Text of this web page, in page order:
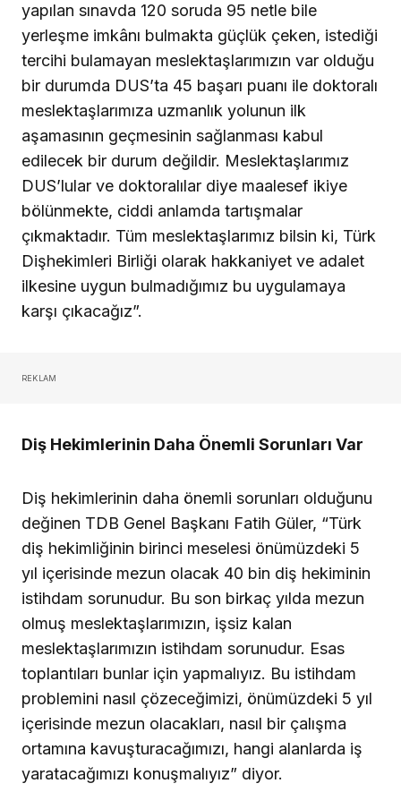
yapılan sınavda 120 soruda 95 netle bile
yerleşme imkânı bulmakta güçlük çeken, istediği
tercihi bulamayan meslektaşlarımızın var olduğu
bir durumda DUS’ta 45 başarı puanı ile doktoralı
meslektaşlarımıza uzmanlık yolunun ilk
aşamasının geçmesinin sağlanması kabul
edilecek bir durum değildir. Meslektaşlarımız
DUS’lular ve doktoralılar diye maalesef ikiye
bölünmekte, ciddi anlamda tartışmalar
çıkmaktadır. Tüm meslektaşlarımız bilsin ki, Türk
Dişhekimleri Birliği olarak hakkaniyet ve adalet
ilkesine uygun bulmadığımız bu uygulamaya
karşı çıkacağız”.
REKLAM
Diş Hekimlerinin Daha Önemli Sorunları Var
Diş hekimlerinin daha önemli sorunları olduğunu
değinen TDB Genel Başkanı Fatih Güler, “Türk
diş hekimliğinin birinci meselesi önümüzdeki 5
yıl içerisinde mezun olacak 40 bin diş hekiminin
istihdam sorunudur. Bu son birkaç yılda mezun
olmuş meslektaşlarımızın, işsiz kalan
meslektaşlarımızın istihdam sorunudur. Esas
toplantıları bunlar için yapmalıyız. Bu istihdam
problemini nasıl çözeceğimizi, önümüzdeki 5 yıl
içerisinde mezun olacakları, nasıl bir çalışma
ortamına kavuşturacağımızı, hangi alanlarda iş
yaratacağımızı konuşmalıyız” diyor.